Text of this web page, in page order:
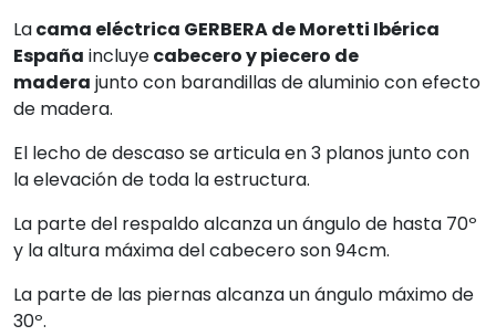
Lacama eléctrica GERBERA de Moretti Ibérica
España incluyecabecero y piecero de
madera junto con barandillas de aluminio con efecto
de madera.
El lecho de descaso se articula en 3 planos junto con
la elevación de toda la estructura.
La parte del respaldo alcanza un ángulo de hasta 70º
y la altura máxima del cabecero son 94cm.
La parte de las piernas alcanza un ángulo máximo de
30º.